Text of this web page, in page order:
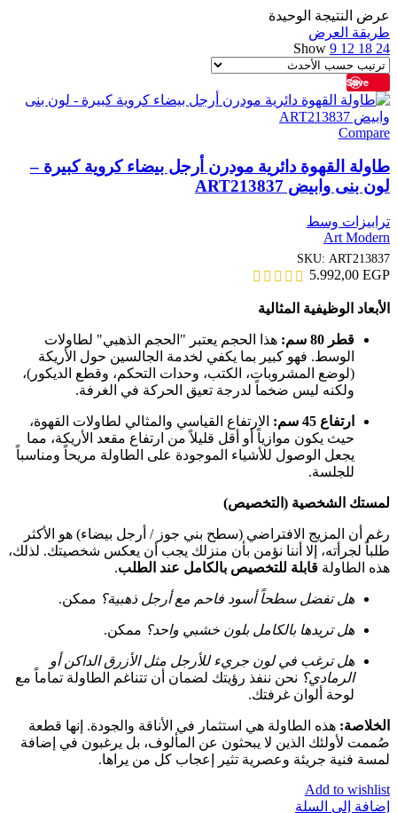
عرض النتيجة الوحيدة
طريقة العرض
Show 9 12 18 24
Save
Compare
طاولة القهوة دائرية مودرن أرجل بيضاء كروية كبيرة –
لون بنى وابيض ART213837
ترابيزات وسط
Art Modern
SKU: ART213837
5.992,00 EGP
الأبعاد الوظيفية المثالية
قطر 80 سم:
هذا الحجم يعتبر "الحجم الذهبي" لطاولات
الوسط. فهو كبير بما يكفي لخدمة الجالسين حول الأريكة
(لوضع المشروبات، الكتب، وحدات التحكم، وقطع الديكور)،
ولكنه ليس ضخماً لدرجة تعيق الحركة في الغرفة.
ارتفاع 45 سم:
الارتفاع القياسي والمثالي لطاولات القهوة،
حيث يكون موازياً أو أقل قليلاً من ارتفاع مقعد الأريكة، مما
يجعل الوصول للأشياء الموجودة على الطاولة مريحاً ومناسباً
للجلسة.
لمستك الشخصية (التخصيص)
رغم أن المزيج الافتراضي (سطح بني جوز / أرجل بيضاء) هو الأكثر
طلباً لجرأته، إلا أننا نؤمن بأن منزلك يجب أن يعكس شخصيتك. لذلك،
هذه الطاولة قابلة للتخصيص بالكامل عند الطلب.
هل تفضل سطحاً أسود فاحم مع أرجل ذهبية؟ ممكن.
هل تريدها بالكامل بلون خشبي واحد؟ ممكن.
هل ترغب في لون جريء للأرجل مثل الأزرق الداكن أو
الرمادي؟ نحن ننفذ رؤيتك لضمان أن تتناغم الطاولة تماماً مع
لوحة ألوان غرفتك.
الخلاصة: هذه الطاولة هي استثمار في الأناقة والجودة. إنها قطعة
صُممت لأولئك الذين لا يبحثون عن المألوف، بل يرغبون في إضافة
لمسة فنية جريئة وعصرية تثير إعجاب كل من يراها.
Add to wishlist
إضافة إلى السلة